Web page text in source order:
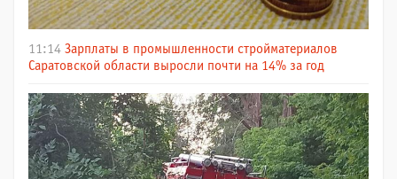
11:14 Зарплаты в промышленности стройматериалов
Саратовской области выросли почти на 14% за год